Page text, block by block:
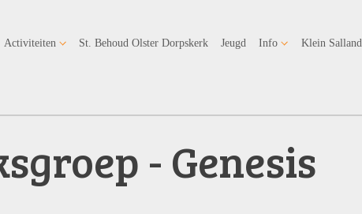
Activiteiten St. Behoud Olster Dorpskerk Jeugd Info Klein Salland
- Genesis